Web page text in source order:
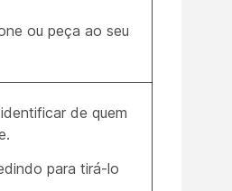
ou peça ao seu
de quem
para tirá-lo